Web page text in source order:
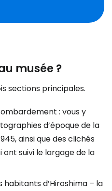
musée ?
sections principales.
: vous y
d’époque de la
ainsi que des clichés
ont suivi le largage de la
habitants d’Hiroshima – la